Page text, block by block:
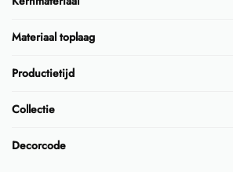
Materiaal toplaag
Productietijd
Collectie
Decorcode